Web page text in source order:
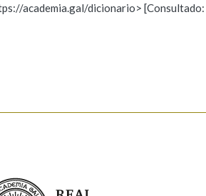
Observación Hai un erro na palabra
academia.gal/dicionario>
Academia Galega